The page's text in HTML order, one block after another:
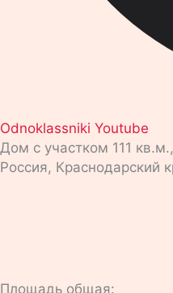
Odnoklassniki Youtube
Дом с участком 111
Россия, Краснодарский
Площадь общая: